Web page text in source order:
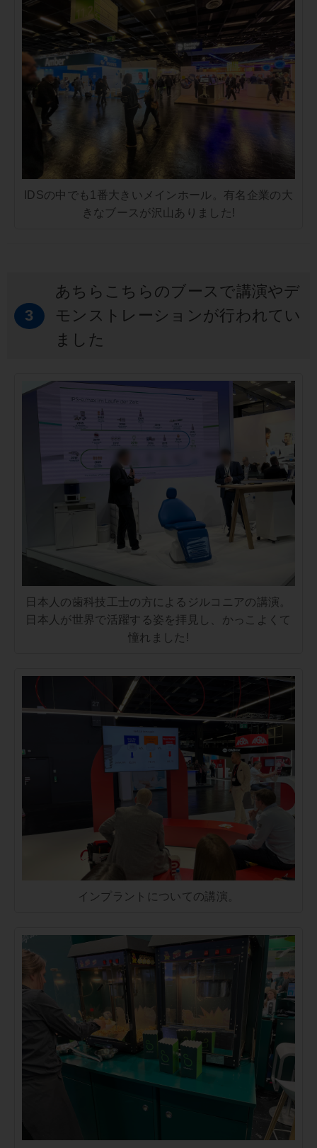
IDSの中でも1番大きいメインホール。有名企業の大
きなブースが沢山ありました!
3
あちらこちらのブースで講演やデ
モンストレーションが行われてい
ました
日本人の歯科技工士の方によるジルコニアの講演。
日本人が世界で活躍する姿を拝見し、かっこよくて
憧れました!
インプラントについての講演。